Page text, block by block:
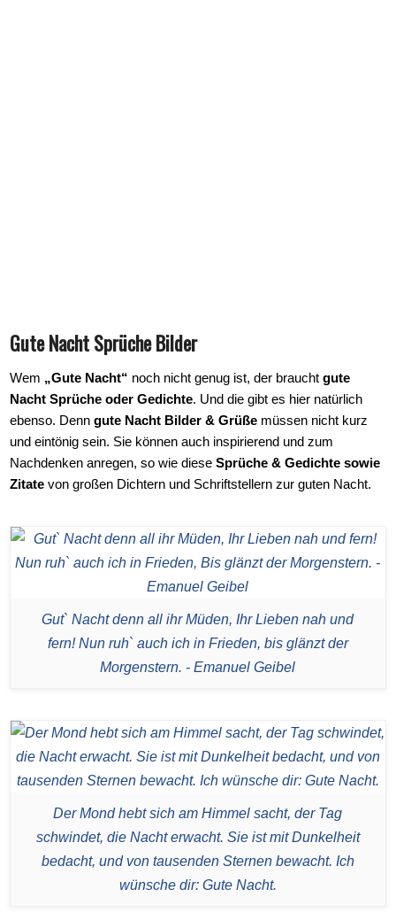
Gute Nacht Sprüche Bilder
Wem „Gute Nacht“ noch nicht genug ist, der brauchtgute
Nacht Sprüche oder Gedichte. Und die gibt es hier natürlich
ebenso. Denngute Nacht Bilder & Grüße müssen nicht kurz
und eintönig sein. Sie können auch inspirierend und zum
Nachdenken anregen, so wie dieseSprüche & Gedichte sowie
Zitate von großen Dichtern und Schriftstellern zur guten Nacht.
Gut` Nacht denn all ihr Müden, Ihr Lieben nah und
fern! Nun ruh` auch ich in Frieden, bis glänzt der
Morgenstern. - Emanuel Geibel
Der Mond hebt sich am Himmel sacht, der Tag
schwindet, die Nacht erwacht. Sie ist mit Dunkelheit
bedacht, und von tausenden Sternen bewacht. Ich
wünsche dir: Gute Nacht.